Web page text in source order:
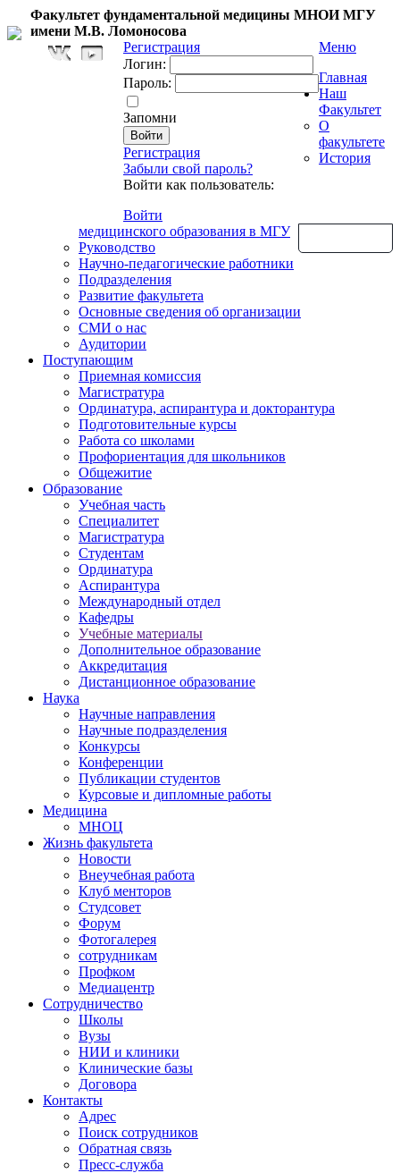
Факультет фундаментальной медицины МНОИ МГУ
имени М.В. Ломоносова
Регистрация
Логин:
Пароль:
Запомни
Регистрация
Забыли свой пароль?
Войти как пользователь:
Войти
Меню
Главная
Наш
Факультет
О
факультете
История
медицинского образования в МГУ
Руководство
Научно-педагогические работники
Подразделения
Развитие факультета
Основные сведения об организации
СМИ о нас
Аудитории
Поступающим
Приемная комиссия
Магистратура
Ординатура, аспирантура и докторантура
Подготовительные курсы
Работа со школами
Профориентация для школьников
Общежитие
Образование
Учебная часть
Специалитет
Магистратура
Студентам
Ординатура
Аспирантура
Международный отдел
Кафедры
Учебные материалы
Дополнительное образование
Аккредитация
Дистанционное образование
Наука
Научные направления
Научные подразделения
Конкурсы
Конференции
Публикации студентов
Курсовые и дипломные работы
Медицина
МНОЦ
Жизнь факультета
Новости
Внеучебная работа
Клуб менторов
Студсовет
Форум
Фотогалерея
сотрудникам
Профком
Медиацентр
Сотрудничество
Школы
Вузы
НИИ и клиники
Клинические базы
Договора
Контакты
Адрес
Поиск сотрудников
Обратная связь
Пресс-служба